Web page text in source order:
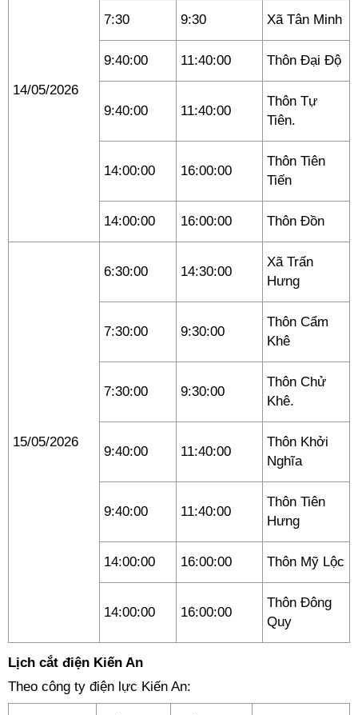
14/05/2026
7:30 9:30 Xã Tân Minh
9:40:00 11:40:00 Thôn Đại Độ
9:40:00 11:40:00
Thôn Tự
Tiên.
14:00:00 16:00:00
Thôn Tiên
Tiến
14:00:00 16:00:00 Thôn Đồn
15/05/2026
6:30:00 14:30:00
Xã Trấn
Hưng
7:30:00 9:30:00
Thôn Cẩm
Khê
7:30:00 9:30:00
Thôn Chử
Khê.
9:40:00 11:40:00
Thôn Khởi
Nghĩa
9:40:00 11:40:00
Thôn Tiên
Hưng
14:00:00 16:00:00 Thôn Mỹ Lộc
14:00:00 16:00:00
Thôn Đông
Quy
Lịch cắt điện Kiến An
Theo công ty điện lực Kiến An: